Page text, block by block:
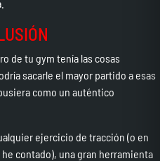
de tu gym tenía las cosas
sacarle el mayor partido a esas
como un auténtico
ejercicio de tracción (o en
contado), una gran herramienta